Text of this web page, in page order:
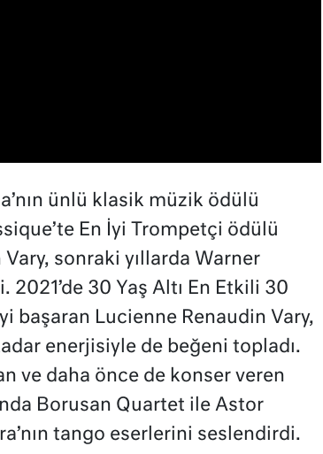
ünlü klasik müzik ödülü
En İyi Trompetçi ödülü
sonraki yıllarda Warner
30 Yaş Altı En Etkili 30
başaran Lucienne Renaudin Vary,
enerjisiyle de beğeni topladı.
ve daha önce de konser veren
Borusan Quartet ile Astor
tango eserlerini seslendirdi.